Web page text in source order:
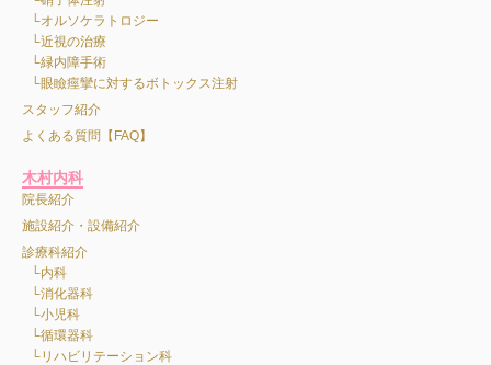
オルソケラトロジー
近視の治療
緑内障手術
眼瞼痙攣に対するボトックス注射
スタッフ紹介
よくある質問【FAQ】
木村内科
院長紹介
施設紹介・設備紹介
診療科紹介
内科
消化器科
小児科
循環器科
リハビリテーション科